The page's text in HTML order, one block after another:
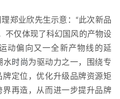
郑业欣先生示意：“此次新品
不仅体现了科幻国风的产物设
动偏向又一全新产物线的延
水时尚为驱动力之一，围绕专
定位，优化升级品牌资源矩
界再造，从而进一步提升品牌